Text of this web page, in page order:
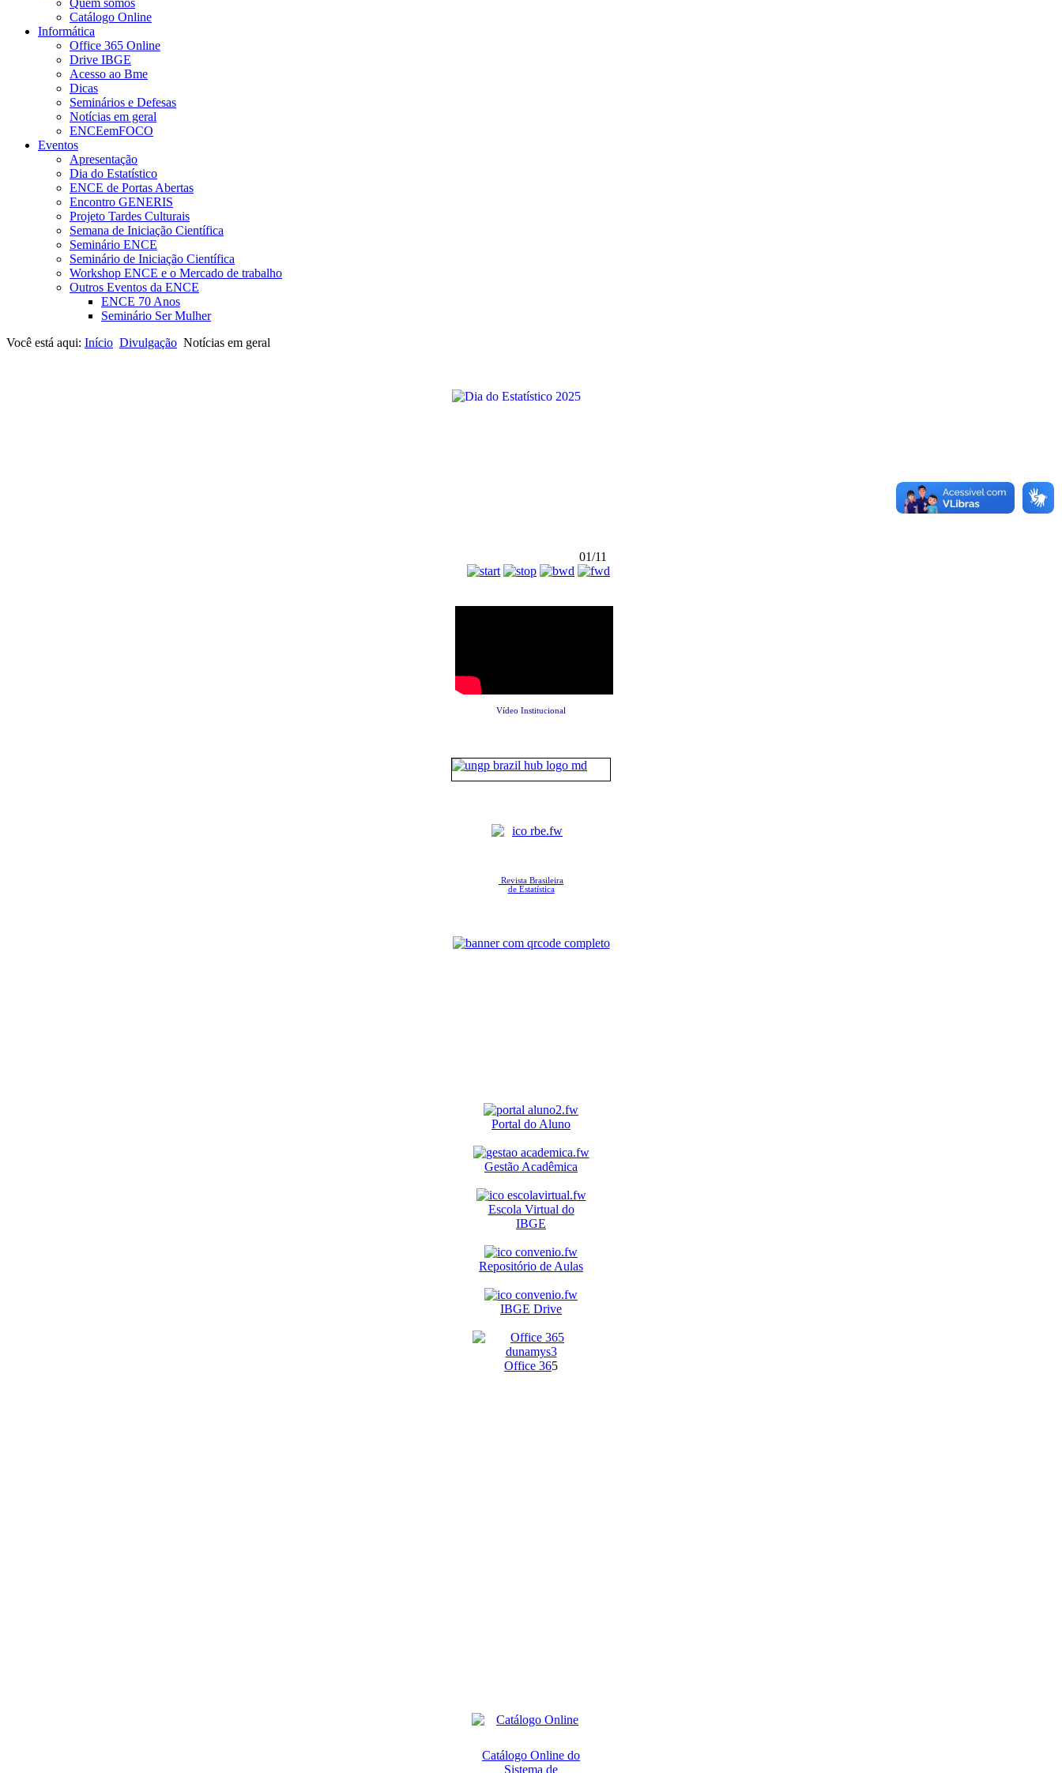
Catálogo Online
Informática
Office 365 Online
Drive IBGE
Acesso ao Bme
Dicas
Seminários e Defesas
Notícias em geral
ENCEemFOCO
Eventos
Apresentação
Dia do Estatístico
ENCE de Portas Abertas
Encontro GENERIS
Projeto Tardes Culturais
Semana de Iniciação Científica
Seminário ENCE
Seminário de Iniciação Científica
Workshop ENCE e o Mercado de trabalho
Outros Eventos da ENCE
ENCE 70 Anos
Seminário Ser Mulher
Você está aqui: Início Divulgação Notícias em geral
01/11
Vídeo Institucional
Revista Brasileira
de Estatística
Portal do Aluno
Gestão Acadêmica
Escola Virtual do
IBGE
Repositório de Aulas
IBGE Drive
Office 365
Catálogo Online do
Sistema de